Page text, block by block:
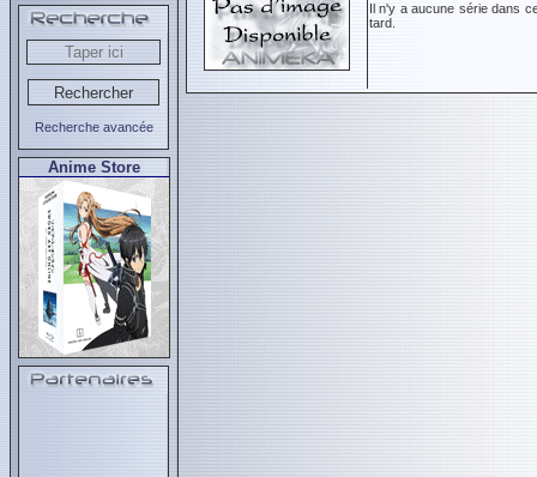
Recherche avancée
Anime Store
Il n'y a aucune série dans
tard.